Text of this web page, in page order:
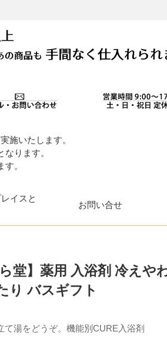
施いたします。
ります。
。
イスと
お問い合せ
ら堂】薬用 入浴剤 冷えや
り バスギフト
て湯をどうぞ。機能別CURE入浴剤